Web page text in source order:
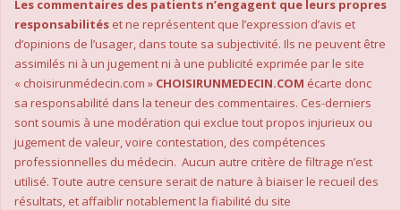
Les commentaires des patients n’engagent que leurs propres
responsabilités et ne représentent que l’expression d’avis et
d’opinions de l’usager, dans toute sa subjectivité. Ils ne peuvent être
assimilés ni à un jugement ni à une publicité exprimée par le site
« choisirunmédecin.com » CHOISIRUNMEDECIN.COM écarte donc
sa responsabilité dans la teneur des commentaires. Ces-derniers
sont soumis à une modération qui exclue tout propos injurieux ou
jugement de valeur, voire contestation, des compétences
professionnelles du médecin. Aucun autre critère de filtrage n’est
utilisé. Toute autre censure serait de nature à biaiser le recueil des
résultats, et affaiblir notablement la fiabilité du site